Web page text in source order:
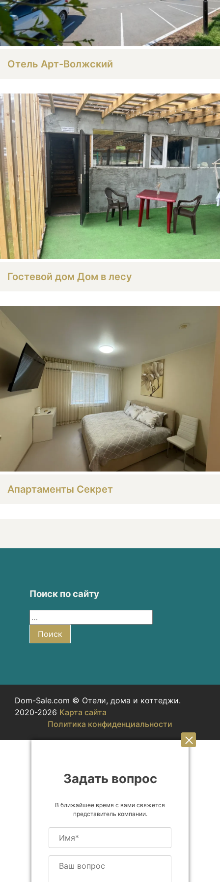
Отель Арт-Волжский
Гостевой дом Дом в лесу
Апартаменты Секрет
Поиск по сайту
Поиск
Dom-Sale.com © Отели, дома и коттеджи.
2020-2026 Карта сайта
Политика конфиденциальности
Задать вопрос
В ближайшее время с вами свяжется
представитель компании.